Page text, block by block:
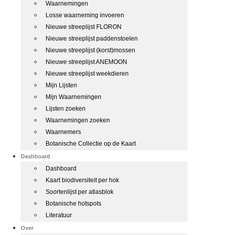
Waarnemingen
Losse waarneming invoeren
Nieuwe streeplijst FLORON
Nieuwe streeplijst paddenstoelen
Nieuwe streeplijst (korst)mossen
Nieuwe streeplijst ANEMOON
Nieuwe streeplijst weekdieren
Mijn Lijsten
Mijn Waarnemingen
Lijsten zoeken
Waarnemingen zoeken
Waarnemers
Botanische Collectie op de Kaart
Dashboard
Dashboard
Kaart biodiversiteit per hok
Soortenlijst per atlasblok
Botanische hotspots
Literatuur
Over